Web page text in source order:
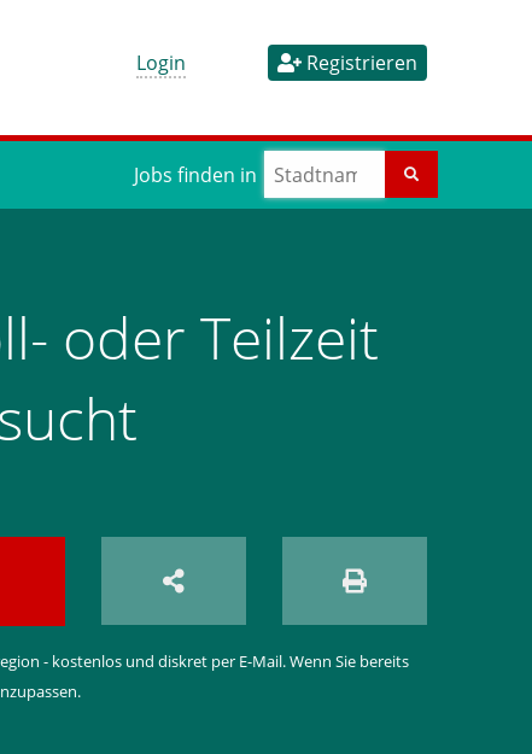
Login Registrieren
Jobs finden in
oder Teilzeit
- kostenlos und diskret per E-Mail. Wenn Sie bereits